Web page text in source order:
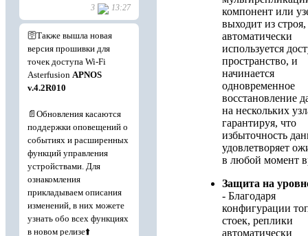
компонент или
выходит из строя,
автоматически
используется
пространство, и
начинается
одновременное
восстановление
на нескольких
гарантируя, что
избыточность
удовлетворяет
в любой момент
Защита на
- Благодаря
конфигурации
стоек, реплики
автоматически